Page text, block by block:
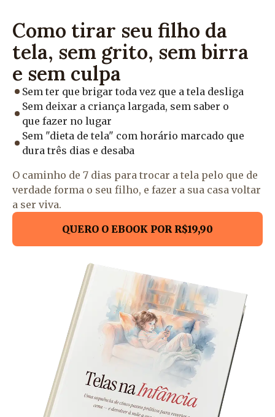
Como tirar seu filho da
tela, sem grito, sem birra
e sem culpa
Sem ter que brigar toda vez que a tela desliga
Sem deixar a criança largada, sem saber o
que fazer no lugar
Sem "dieta de tela" com horário marcado que
dura três dias e desaba
O caminho de 7 dias para trocar a tela pelo que de
verdade forma o seu filho, e fazer a sua casa voltar
a ser viva.
QUERO O EBOOK POR R$19,90